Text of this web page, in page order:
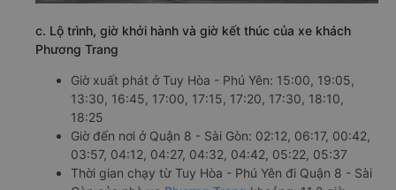
c. Lộ trình, giờ khởi hành và giờ kết thúc của xe khách
Phương Trang
Giờ xuất phát ở Tuy Hòa - Phú Yên: 15:00, 19:05,
13:30, 16:45, 17:00, 17:15, 17:20, 17:30, 18:10,
18:25
Giờ đến nơi ở Quận 8 - Sài Gòn: 02:12, 06:17, 00:42,
03:57, 04:12, 04:27, 04:32, 04:42, 05:22, 05:37
Thời gian chạy từ Tuy Hòa - Phú Yên đi Quận 8 - Sài